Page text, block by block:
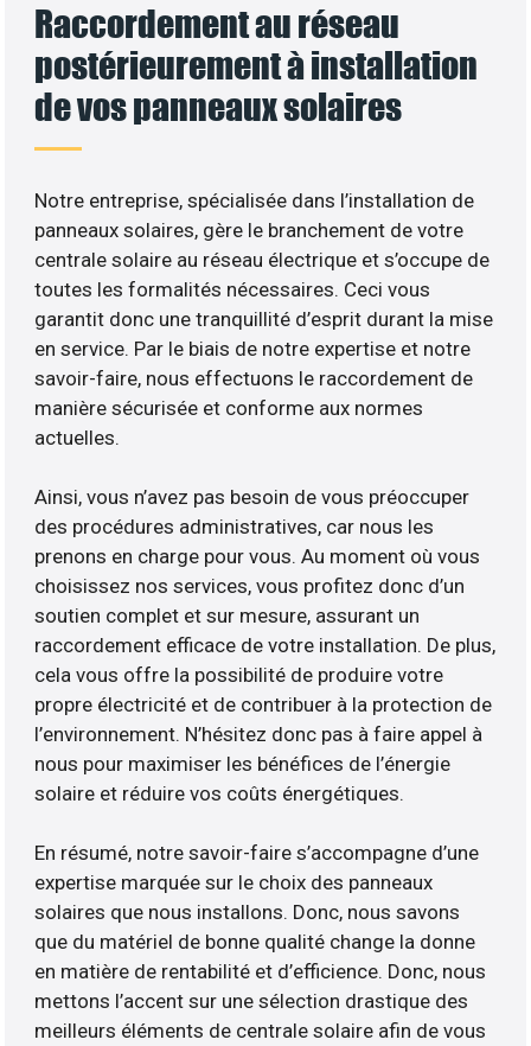
Raccordement au réseau
postérieurement à installation
de vos panneaux solaires
Notre entreprise, spécialisée dans l’installation de
panneaux solaires, gère le branchement de votre
centrale solaire au réseau électrique et s’occupe de
toutes les formalités nécessaires. Ceci vous
garantit donc une tranquillité d’esprit durant la mise
en service. Par le biais de notre expertise et notre
savoir-faire, nous effectuons le raccordement de
manière sécurisée et conforme aux normes
actuelles.
Ainsi, vous n’avez pas besoin de vous préoccuper
des procédures administratives, car nous les
prenons en charge pour vous. Au moment où vous
choisissez nos services, vous profitez donc d’un
soutien complet et sur mesure, assurant un
raccordement efficace de votre installation. De plus,
cela vous offre la possibilité de produire votre
propre électricité et de contribuer à la protection de
l’environnement. N’hésitez donc pas à faire appel à
nous pour maximiser les bénéfices de l’énergie
solaire et réduire vos coûts énergétiques.
En résumé, notre savoir-faire s’accompagne d’une
expertise marquée sur le choix des panneaux
solaires que nous installons. Donc, nous savons
que du matériel de bonne qualité change la donne
en matière de rentabilité et d’efficience. Donc, nous
mettons l’accent sur une sélection drastique des
meilleurs éléments de centrale solaire afin de vous